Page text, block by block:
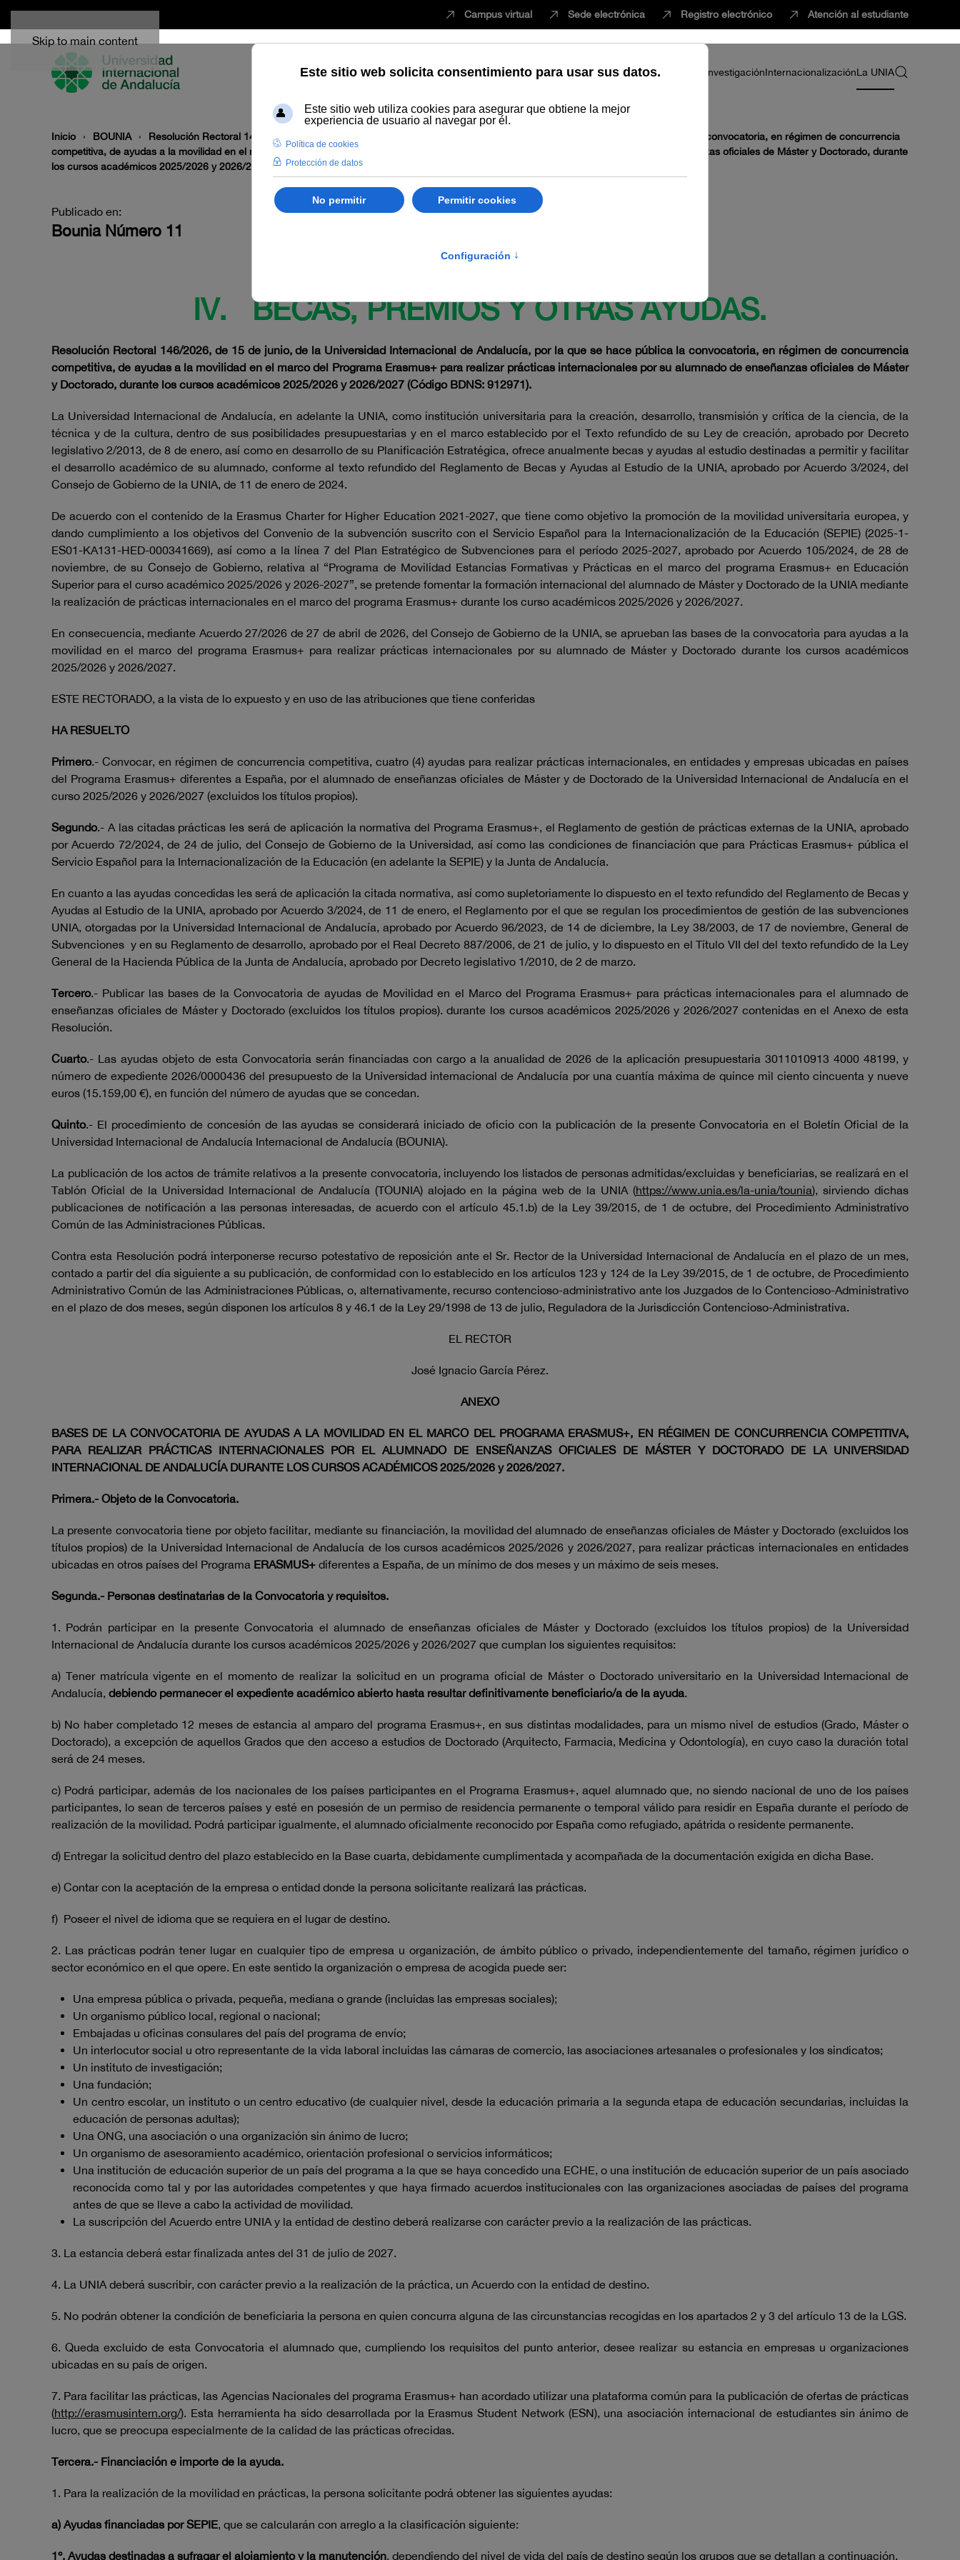
Skip to main content
Campus virtual Sede electrónica Registro electrónico Atención al estudiante
EstudiarInnovaciónVida universitariaProfesorado InvestigaciónInternacionalizaciónLa UNIA
Inicio BOUNIA
Resolución Rectoral 146/2026, de 15 de junio, de la Universidad Internacional de Andalucía, por la que se hace pública la convocatoria, en régimen de concurrencia
competitiva, de ayudas a la movilidad en el marco del Programa Erasmus+ para realizar prácticas internacionales por su alumnado de enseñanzas oficiales de Máster y Doctorado, durante
los cursos académicos 2025/2026 y 2026/2027 (Código BDNS:912971).
Publicado en:
Bounia Número 11
IV. BECAS, PREMIOS Y OTRAS AYUDAS.
Resolución Rectoral 146/2026, de 15 de junio, de la Universidad Internacional de Andalucía, por la que se hace pública la convocatoria, en régimen de concurrencia
competitiva, de ayudas a la movilidad en el marco del Programa Erasmus+ para realizar prácticas internacionales por su alumnado de enseñanzas oficiales de Máster
y Doctorado, durante los cursos académicos 2025/2026 y 2026/2027 (Código BDNS: 912971).
La Universidad Internacional de Andalucía, en adelante la UNIA, como institución universitaria para la creación, desarrollo, transmisión y crítica de la ciencia, de la
técnica y de la cultura, dentro de sus posibilidades presupuestarias y en el marco establecido por el Texto refundido de su Ley de creación, aprobado por Decreto
legislativo 2/2013, de 8 de enero, así como en desarrollo de su Planificación Estratégica, ofrece anualmente becas y ayudas al estudio destinadas a permitir y facilitar
el desarrollo académico de su alumnado, conforme al texto refundido del Reglamento de Becas y Ayudas al Estudio de la UNIA, aprobado por Acuerdo 3/2024, del
Consejo de Gobierno de la UNIA, de 11 de enero de 2024.
De acuerdo con el contenido de la Erasmus Charter for Higher Education 2021-2027, que tiene como objetivo la promoción de la movilidad universitaria europea, y
dando cumplimiento a los objetivos del Convenio de la subvención suscrito con el Servicio Español para la Internacionalización de la Educación (SEPIE) (2025-1-
ES01-KA131-HED-000341669), así como a la línea 7 del Plan Estratégico de Subvenciones para el período 2025-2027, aprobado por Acuerdo 105/2024, de 28 de
noviembre, de su Consejo de Gobierno, relativa al “Programa de Movilidad Estancias Formativas y Prácticas en el marco del programa Erasmus+ en Educación
Superior para el curso académico 2025/2026 y 2026-2027”, se pretende fomentar la formación internacional del alumnado de Máster y Doctorado de la UNIA mediante
la realización de prácticas internacionales en el marco del programa Erasmus+ durante los curso académicos 2025/2026 y 2026/2027.
En consecuencia, mediante Acuerdo 27/2026 de 27 de abril de 2026, del Consejo de Gobierno de la UNIA, se aprueban las bases de la convocatoria para ayudas a la
movilidad en el marco del programa Erasmus+ para realizar prácticas internacionales por su alumnado de Máster y Doctorado durante los cursos académicos
2025/2026 y 2026/2027.
ESTE RECTORADO, a la vista de lo expuesto y en uso de las atribuciones que tiene conferidas
HA RESUELTO
Primero.- Convocar, en régimen de concurrencia competitiva, cuatro (4) ayudas para realizar prácticas internacionales, en entidades y empresas ubicadas en países
del Programa Erasmus+ diferentes a España, por el alumnado de enseñanzas oficiales de Máster y de Doctorado de la Universidad Internacional de Andalucía en el
curso 2025/2026 y 2026/2027 (excluidos los títulos propios).
Segundo.- A las citadas prácticas les será de aplicación la normativa del Programa Erasmus+, el Reglamento de gestión de prácticas externas de la UNIA, aprobado
por Acuerdo 72/2024, de 24 de julio, del Consejo de Gobierno de la Universidad, así como las condiciones de financiación que para Prácticas Erasmus+ pública el
Servicio Español para la Internacionalización de la Educación (en adelante la SEPIE) y la Junta de Andalucía.
En cuanto a las ayudas concedidas les será de aplicación la citada normativa, así como supletoriamente lo dispuesto en el texto refundido del Reglamento de Becas y
Ayudas al Estudio de la UNIA, aprobado por Acuerdo 3/2024, de 11 de enero, el Reglamento por el que se regulan los procedimientos de gestión de las subvenciones
UNIA, otorgadas por la Universidad Internacional de Andalucía, aprobado por Acuerdo 96/2023, de 14 de diciembre, la Ley 38/2003, de 17 de noviembre, General de
Subvenciones y en su Reglamento de desarrollo, aprobado por el Real Decreto 887/2006, de 21 de julio, y lo dispuesto en el Título VII del del texto refundido de la Ley
General de la Hacienda Pública de la Junta de Andalucía, aprobado por Decreto legislativo 1/2010, de 2 de marzo.
Tercero.- Publicar las bases de la Convocatoria de ayudas de Movilidad en el Marco del Programa Erasmus+ para prácticas internacionales para el alumnado de
enseñanzas oficiales de Máster y Doctorado (excluidos los títulos propios). durante los cursos académicos 2025/2026 y 2026/2027 contenidas en el Anexo de esta
Resolución.
Cuarto.- Las ayudas objeto de esta Convocatoria serán financiadas con cargo a la anualidad de 2026 de la aplicación presupuestaria 3011010913 4000 48199, y
número de expediente 2026/0000436 del presupuesto de la Universidad internacional de Andalucía por una cuantía máxima de quince mil ciento cincuenta y nueve
euros (15.159,00 €), en función del número de ayudas que se concedan.
Quinto.- El procedimiento de concesión de las ayudas se considerará iniciado de oficio con la publicación de la presente Convocatoria en el Boletín Oficial de la
Universidad Internacional de Andalucía Internacional de Andalucía (BOUNIA).
La publicación de los actos de trámite relativos a la presente convocatoria, incluyendo los listados de personas admitidas/excluidas y beneficiarias, se realizará en el
Tablón Oficial de la Universidad Internacional de Andalucía (TOUNIA) alojado en la página web de la UNIA (https://www.unia.es/la-unia/tounia), sirviendo dichas
publicaciones de notificación a las personas interesadas, de acuerdo con el artículo 45.1.b) de la Ley 39/2015, de 1 de octubre, del Procedimiento Administrativo
Común de las Administraciones Públicas.
Contra esta Resolución podrá interponerse recurso potestativo de reposición ante el Sr. Rector de la Universidad Internacional de Andalucía en el plazo de un mes,
contado a partir del día siguiente a su publicación, de conformidad con lo establecido en los artículos 123 y 124 de la Ley 39/2015, de 1 de octubre, de Procedimiento
Administrativo Común de las Administraciones Públicas, o, alternativamente, recurso contencioso-administrativo ante los Juzgados de lo Contencioso-Administrativo
en el plazo de dos meses, según disponen los artículos 8 y 46.1 de la Ley 29/1998 de 13 de julio, Reguladora de la Jurisdicción Contencioso-Administrativa.
EL RECTOR
José Ignacio García Pérez.
ANEXO
BASES DE LA CONVOCATORIA DE AYUDAS A LA MOVILIDAD EN EL MARCO DEL PROGRAMA ERASMUS+, EN RÉGIMEN DE CONCURRENCIA COMPETITIVA,
PARA REALIZAR PRÁCTICAS INTERNACIONALES POR EL ALUMNADO DE ENSEÑANZAS OFICIALES DE MÁSTER Y DOCTORADO DE LA UNIVERSIDAD
INTERNACIONAL DE ANDALUCÍA DURANTE LOS CURSOS ACADÉMICOS 2025/2026 y 2026/2027.
Primera.- Objeto de la Convocatoria.
La presente convocatoria tiene por objeto facilitar, mediante su financiación, la movilidad del alumnado de enseñanzas oficiales de Máster y Doctorado (excluidos los
títulos propios) de la Universidad Internacional de Andalucía de los cursos académicos 2025/2026 y 2026/2027, para realizar prácticas internacionales en entidades
ubicadas en otros países del Programa ERASMUS+ diferentes a España, de un mínimo de dos meses y un máximo de seis meses.
Segunda.- Personas destinatarias de la Convocatoria y requisitos.
1. Podrán participar en la presente Convocatoria el alumnado de enseñanzas oficiales de Máster y Doctorado (excluidos los títulos propios) de la Universidad
Internacional de Andalucía durante los cursos académicos 2025/2026 y 2026/2027 que cumplan los siguientes requisitos:
a) Tener matrícula vigente en el momento de realizar la solicitud en un programa oficial de Máster o Doctorado universitario en la Universidad Internacional de
Andalucía, debiendo permanecer el expediente académico abierto hasta resultar definitivamente beneficiario/a de la ayuda.
b) No haber completado 12 meses de estancia al amparo del programa Erasmus+, en sus distintas modalidades, para un mismo nivel de estudios (Grado, Máster o
Doctorado), a excepción de aquellos Grados que den acceso a estudios de Doctorado (Arquitecto, Farmacia, Medicina y Odontología), en cuyo caso la duración total
será de 24 meses.
c) Podrá participar, además de los nacionales de los países participantes en el Programa Erasmus+, aquel alumnado que, no siendo nacional de uno de los países
participantes, lo sean de terceros países y esté en posesión de un permiso de residencia permanente o temporal válido para residir en España durante el período de
realización de la movilidad. Podrá participar igualmente, el alumnado oficialmente reconocido por España como refugiado, apátrida o residente permanente.
d) Entregar la solicitud dentro del plazo establecido en la Base cuarta, debidamente cumplimentada y acompañada de la documentación exigida en dicha Base.
e) Contar con la aceptación de la empresa o entidad donde la persona solicitante realizará las prácticas.
f) Poseer el nivel de idioma que se requiera en el lugar de destino.
2. Las prácticas podrán tener lugar en cualquier tipo de empresa u organización, de ámbito público o privado, independientemente del tamaño, régimen jurídico o
sector económico en el que opere. En este sentido la organización o empresa de acogida puede ser:
Una empresa pública o privada, pequeña, mediana o grande (incluidas las empresas sociales);
Un organismo público local, regional o nacional;
Embajadas u oficinas consulares del país del programa de envío;
Un interlocutor social u otro representante de la vida laboral incluidas las cámaras de comercio, las asociaciones artesanales o profesionales y los sindicatos;
Un instituto de investigación;
Una fundación;
Un centro escolar, un instituto o un centro educativo (de cualquier nivel, desde la educación primaria a la segunda etapa de educación secundarias, incluidas la
educación de personas adultas);
Una ONG, una asociación o una organización sin ánimo de lucro;
Un organismo de asesoramiento académico, orientación profesional o servicios informáticos;
Una institución de educación superior de un país del programa a la que se haya concedido una ECHE, o una institución de educación superior de un país asociado
reconocida como tal y por las autoridades competentes y que haya firmado acuerdos institucionales con las organizaciones asociadas de países del programa
antes de que se lleve a cabo la actividad de movilidad.
La suscripción del Acuerdo entre UNIA y la entidad de destino deberá realizarse con carácter previo a la realización de las prácticas.
3. La estancia deberá estar finalizada antes del 31 de julio de 2027.
4. La UNIA deberá suscribir, con carácter previo a la realización de la práctica, un Acuerdo con la entidad de destino.
5. No podrán obtener la condición de beneficiaria la persona en quien concurra alguna de las circunstancias recogidas en los apartados 2 y 3 del artículo 13 de la LGS.
6. Queda excluido de esta Convocatoria el alumnado que, cumpliendo los requisitos del punto anterior, desee realizar su estancia en empresas u organizaciones
ubicadas en su país de origen.
7. Para facilitar las prácticas, las Agencias Nacionales del programa Erasmus+ han acordado utilizar una plataforma común para la publicación de ofertas de prácticas
(http://erasmusintern.org/). Esta herramienta ha sido desarrollada por la Erasmus Student Network (ESN), una asociación internacional de estudiantes sin ánimo de
lucro, que se preocupa especialmente de la calidad de las prácticas ofrecidas.
Tercera.- Financiación e importe de la ayuda.
1. Para la realización de la movilidad en prácticas, la persona solicitante podrá obtener las siguientes ayudas:
a) Ayudas financiadas por SEPIE, que se calcularán con arreglo a la clasificación siguiente:
1º. Ayudas destinadas a sufragar el alojamiento y la manutención, dependiendo del nivel de vida del país de destino según los grupos que se detallan a continuación.